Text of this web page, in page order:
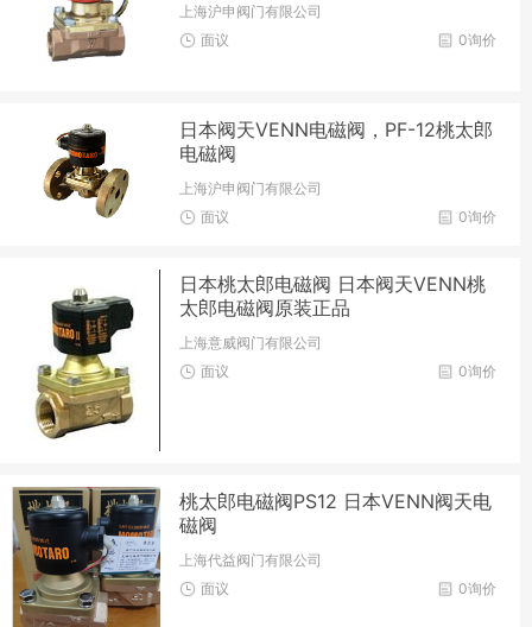
上海沪申阀门有限公司
0询价
面议
日本阀天VENN电磁阀，PF-12桃太郎
电磁阀
上海沪申阀门有限公司
0询价
面议
日本桃太郎电磁阀 日本阀天VENN桃
太郎电磁阀原装正品
上海意威阀门有限公司
0询价
面议
桃太郎电磁阀PS12 日本VENN阀天电
磁阀
上海代益阀门有限公司
0询价
面议